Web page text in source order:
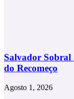
Salvador
do Recomeço
Agosto 1, 2026